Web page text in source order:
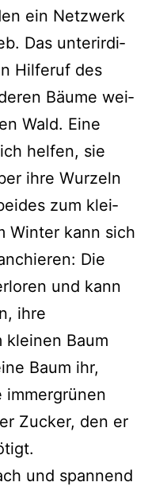
ein Netzwerk
Das unter­ir­di­
Hilferuf des
Bäume wei­
Wald. Eine
hel­fen, sie
ihre Wurzeln
zum klei­
Winter kann sich
Die
und kann
ihre
klei­nen Baum
Baum ihr,
immer­grü­nen
Zucker, den er
und span­nend